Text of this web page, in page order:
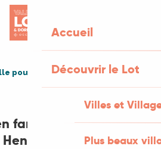
Accueil
Découvrir le Lot
Villes et
Plus beaux
pour les tout-petits au Musée
famille pour les tout-
Martin